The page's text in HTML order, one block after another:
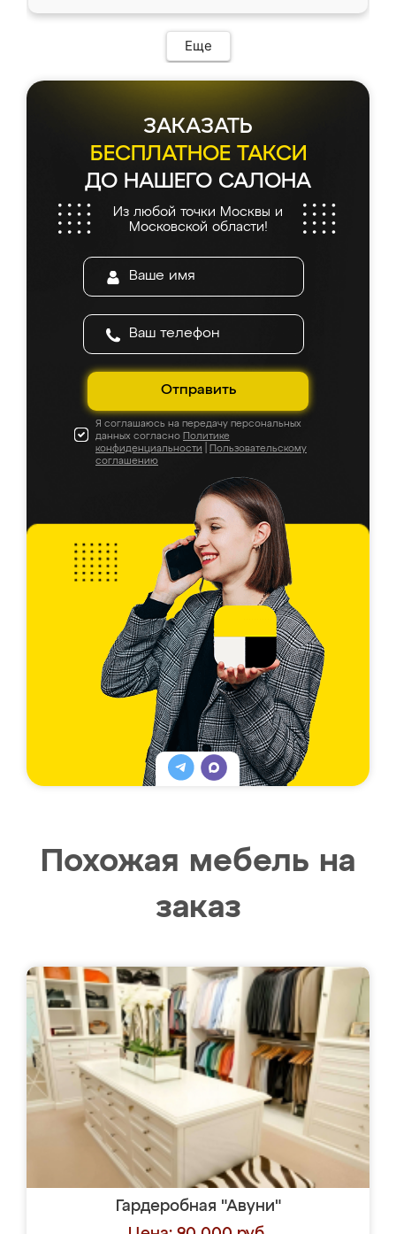
мебель сразу встала на свое место без
каких-либо доработок. Качеством осталась
довольна, все выглядит так, как и ожидала.
Еще
ЗАКАЗАТЬ
БЕСПЛАТНОЕ ТАКСИ
ДО НАШЕГО САЛОНА
Из любой точки Москвы и
Московской области!
Отправить
Я соглашаюсь на передачу персональных
данных согласно Политике
конфиденциальности
Пользовательскому
соглашению
Похожая мебель на
заказ
Гардеробная "Авуни"